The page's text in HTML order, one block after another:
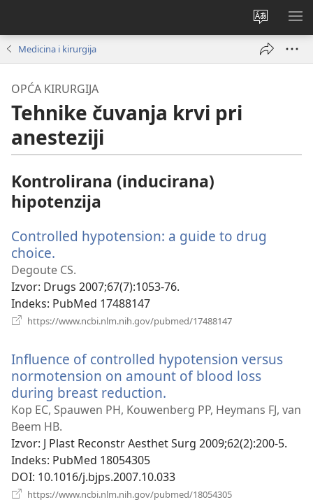
Promijeni
jezik
Medicina i kirurgija
OPĆA KIRURGIJA
Tehnike čuvanja krvi pri
anesteziji
Kontrolirana (inducirana)
hipotenzija
Controlled hypotension: a guide to drug
choice.
se
novi
prozor)
Degoute CS.
Izvor‎: Drugs 2007;67(7):1053-76.
Indeks‎: PubMed 17488147
https://www.ncbi.nlm.nih.gov/pubmed/17488147
prozor)
Influence of controlled hypotension versus
normotension on amount of blood loss
during breast reduction.
se
prozor)
Kop EC, Spauwen PH, Kouwenberg PP, Heymans FJ, van
Beem HB.
Izvor‎: J Plast Reconstr Aesthet Surg 2009;62(2):200-5.
Indeks‎: PubMed 18054305
DOI‎: 10.1016/j.bjps.2007.10.033
https://www.ncbi.nlm.nih.gov/pubmed/18054305